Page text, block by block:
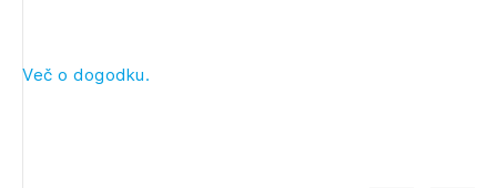
Več o dogodku.
PRIJAVITE SE